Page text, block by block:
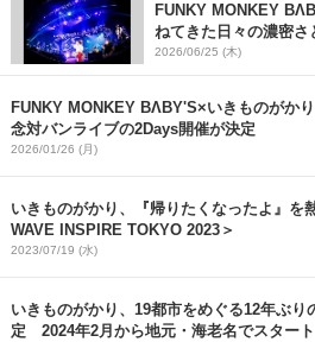
FUNKY MONKEY
ねてきた日々の濃密さ
年対バンライブ』レポ
2026/06/25 (木)
FUNKY MONKEY BΛBY'S×いきものがか
念対バンライブの2Days開催が決定
2026/01/26 (月)
いきものがかり、『帰りたくなったよ』を
WAVE INSPIRE TOKYO 2023＞
2023/07/19 (水)
いきものがかり、19都市をめぐる12年ぶり
定 2024年2月から地元・海老名でスタート